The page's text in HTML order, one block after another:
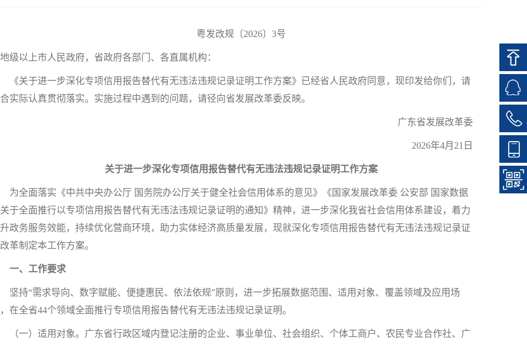
粤发改规〔2026〕3号
级以上市人民政府，省政府各部门、各直属机构：
关于进一步深化专项信用报告替代有无违法违规记录证明工作方案》已经省人民政府同意，现印发给你们，请
实际认真贯彻落实。实施过程中遇到的问题，请径向省发展改革委反映。
广东省发展改革委
2026年4月21日
关于进一步深化专项信用报告替代有无违法违规记录证明工作方案
全面落实《中共中央办公厅 国务院办公厅关于健全社会信用体系的意见》《国家发展改革委 公安部 国家数据
于全面推行以专项信用报告替代有无违法违规记录证明的通知》精神，进一步深化我省社会信用体系建设，着力
政务服务效能，持续优化营商环境，助力实体经济高质量发展，现就深化专项信用报告替代有无违法违规记录证
革制定本工作方案。
一、工作要求
持“需求导向、数字赋能、便捷惠民、依法依规”原则，进一步拓展数据范围、适用对象、覆盖领域及应用场
在全省44个领域全面推行专项信用报告替代有无违法违规记录证明。
一）适用对象。广东省行政区域内登记注册的企业、事业单位、社会组织、个体工商户、农民专业合作社、广